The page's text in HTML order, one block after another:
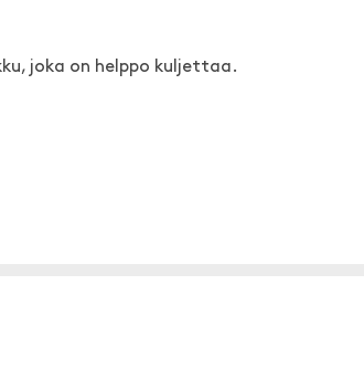
joka on helppo kuljettaa.